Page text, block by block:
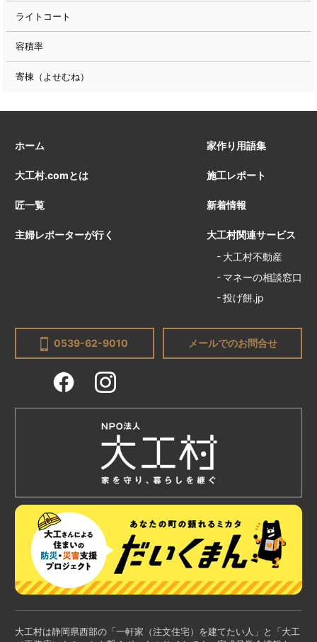
ライトコート
容積率
寄棟（よせむね）
ホーム
大工村.comとは
匠一覧
主婦レポーターが行く
家作り用語集
施工レポート
新着情報
大工村関連サービス
大工村不動産
マネーの相談窓口
投げ餅.jp
0539-62-9010 メールでのお問合せ
大工村は静岡県西部の「一軒家（注文住宅）を建てたい人」と「大工